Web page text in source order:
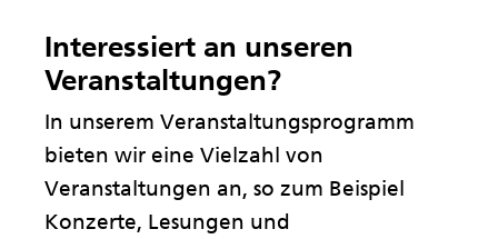
Interessiert an unseren
Veranstaltungen?
In unserem Veranstaltungsprogramm
bieten wir eine Vielzahl von
Veranstaltungen an, so zum Beispiel
Konzerte, Lesungen und